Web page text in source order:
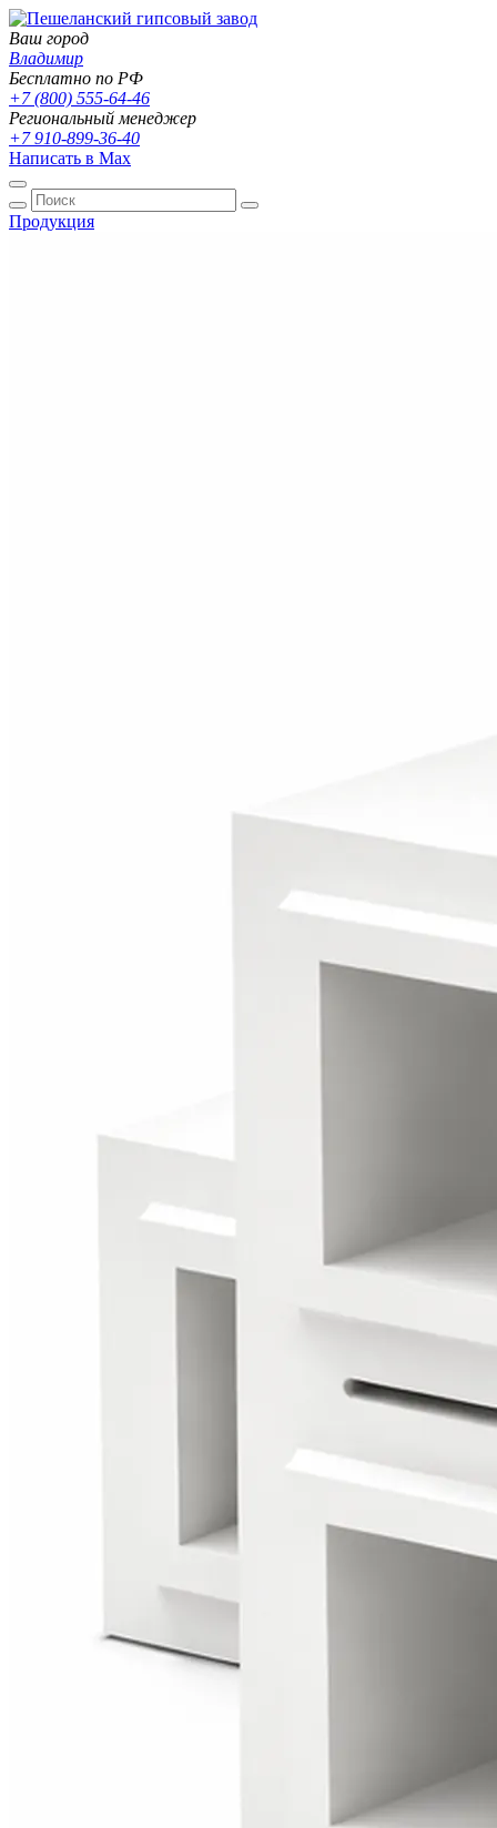
Ваш город
Владимир
Бесплатно по РФ
+7 (800) 555-64-46
Региональный менеджер
+7 910-899-36-40
Написать в Max
Продукция